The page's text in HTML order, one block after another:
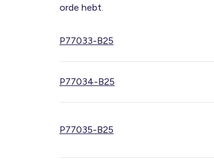
orde hebt.
P77033-B25
P77034-B25
P77035-B25